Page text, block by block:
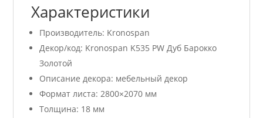
Характеристики
Производитель: Kronospan
Декор/код: Kronospan K535 PW Дуб Барокко
Золотой
Описание декора: мебельный декор
Формат листа: 2800×2070 мм
Толщина: 18 мм